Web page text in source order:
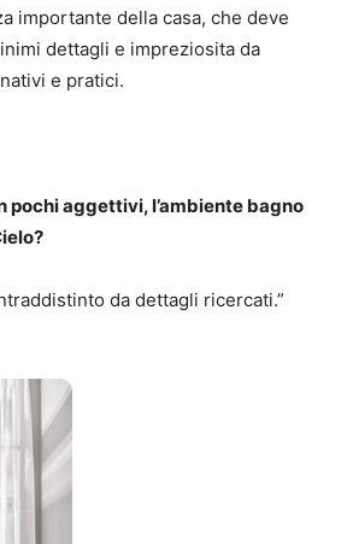
importante della casa, che deve
dettagli e impreziosita da
e pratici.
pochi aggettivi, l’ambiente bagno
da dettagli ricercati.”